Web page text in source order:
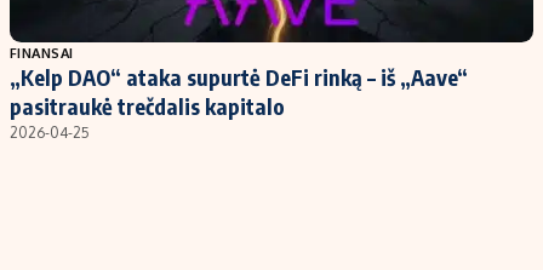
Populiarios temos
Investavimas
Akcijų rinka
Titulinis
Nedarbo išmokos skaičiuoklė
FINANSAI
„Kelp DAO“ ataka supurtė DeFi rinką – iš „Aave“
pasitraukė trečdalis kapitalo
2026-04-25